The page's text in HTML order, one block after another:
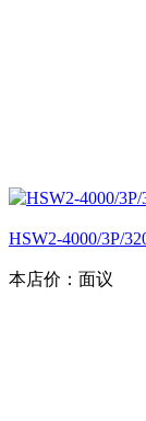
HSW2-4000/3P/
本店价： 面议